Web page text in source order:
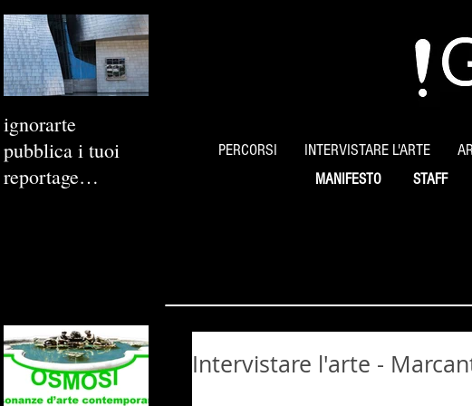
ignorarte
pubblica i tuoi
reportage
PERCORSI INTERVISTARE L'ARTE
MANIFESTO STAFF
Intervistare l'arte -